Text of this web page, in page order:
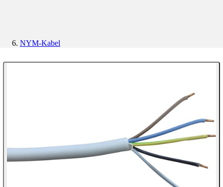
NYM-Kabel